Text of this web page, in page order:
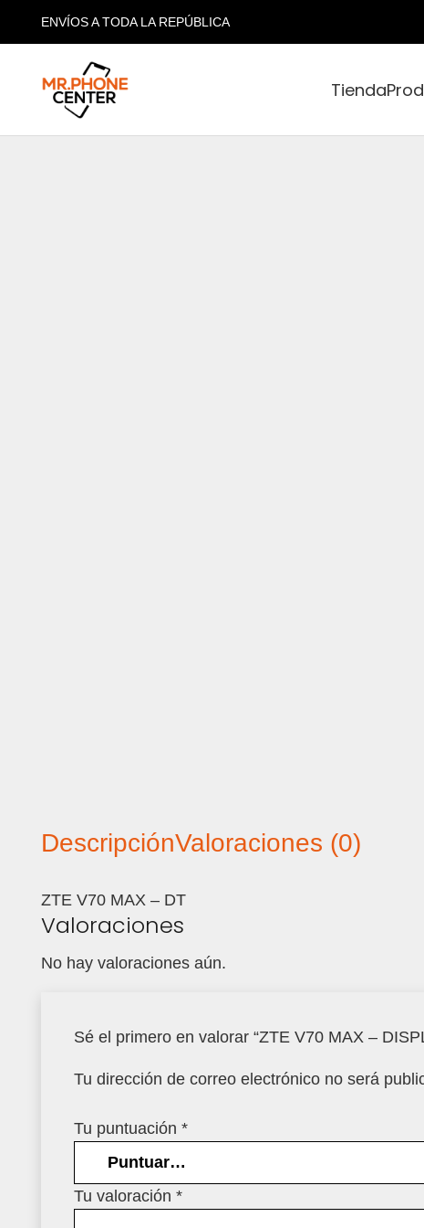
ENVÍOS A TODA LA REPÚBLICA
Tienda
DescripciónValoraciones (0)
ZTE V70 MAX – DT
Valoraciones
No hay valoraciones aún.
Sé el primero en valorar “ZTE V70 MAX –
Tu dirección de correo electrónico no será
Tu puntuación *
Tu valoración *